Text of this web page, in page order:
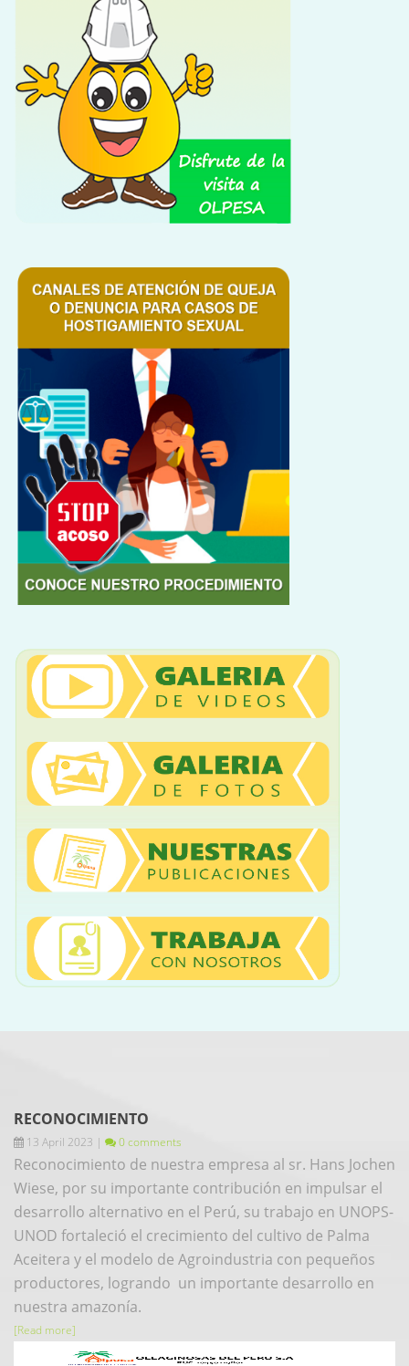
RECONOCIMIENTO
13 April 2023 | 0 comments
Reconocimiento de nuestra empresa al sr. Hans Jochen
Wiese, por su importante contribución en impulsar el
desarrollo alternativo en el Perú, su trabajo en UNOPS-
UNOD fortaleció el crecimiento del cultivo de Palma
Aceitera y el modelo de Agroindustria con pequeños
productores, logrando un importante desarrollo en
nuestra amazonía.
[Read more]